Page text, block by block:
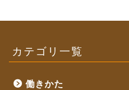
カテゴリ一覧
働きかた